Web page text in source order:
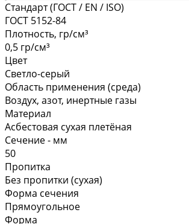
Стандарт (ГОСТ / EN / ISO)
ГОСТ 5152-84
Плотность, гр/см³
0,5 гр/см³
Цвет
Светло-серый
Область применения (среда)
Воздух, азот, инертные газы
Материал
Асбестовая сухая плетёная
Сечение - мм
50
Пропитка
Без пропитки (сухая)
Форма сечения
Прямоугольное
Форма